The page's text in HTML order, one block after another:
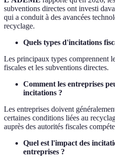
subventions directes ont investi
qui a conduit à des avancées
recyclage.
Quels types d'incitations
Les principaux types comprennent
fiscales et les subventions directes.
Comment les entreprises
incitations ?
Les entreprises doivent
certaines conditions liées au
auprès des autorités fiscales
Quel est l'impact des
entreprises ?